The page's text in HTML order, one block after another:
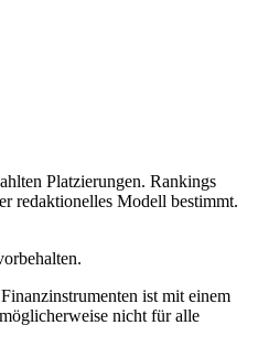
Platzierungen. Rankings
redaktionelles Modell bestimmt.
ist mit einem
nicht für alle